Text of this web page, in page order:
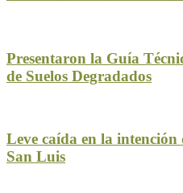
Presentaron la Guía
de Suelos Degradados
Leve caída en la intención
San Luis